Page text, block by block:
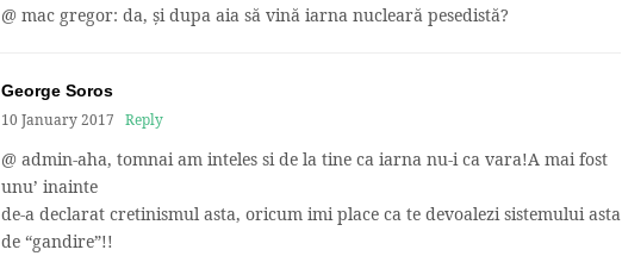
@ mac gregor: da, și dupa aia să vină iarna nucleară pesedistă?
George Soros
10 January 2017
Reply
@ admin-aha, tomnai am inteles si de la tine ca iarna nu-i ca vara!A mai fost
unu’ inainte
de-a declarat cretinismul asta, oricum imi place ca te devoalezi sistemului asta
de “gandire”!!